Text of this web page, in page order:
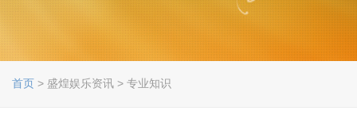
首页 > 盛煌娱乐资讯 > 专业知识